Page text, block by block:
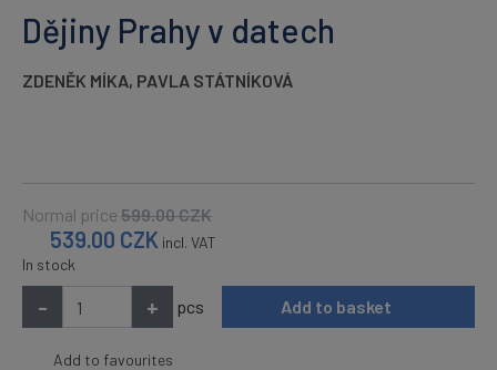
Dějiny Prahy v datech
ZDENĚK MÍKA, PAVLA STÁTNÍKOVÁ
Normal price 599.00CZK
539.00 CZK incl. VAT
In stock
- + pcs Add to basket
Add to favourites